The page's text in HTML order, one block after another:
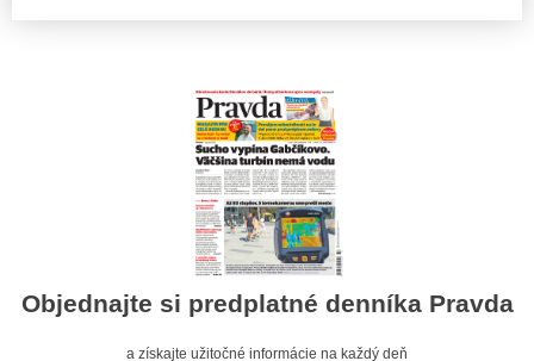
Objednajte si predplatné denníka Pravda
a získajte užitočné informácie na každý deň